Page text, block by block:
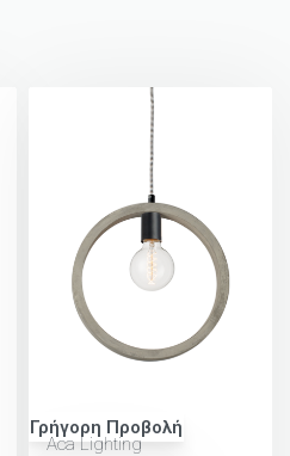
Γρήγορη Προβολή
Aca Lighting